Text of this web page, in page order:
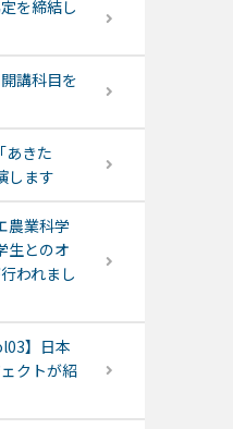
を締結し
講科目を
あきた
します
農業科学
生とのオ
われまし
】日本
クトが紹